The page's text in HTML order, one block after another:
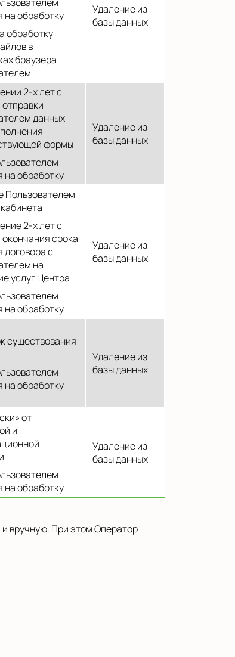
на обработку
обработку
в
браузера
Удаление из
базы данных
2-х лет с
данных
формы
на обработку
Удаление из
базы данных
Пользователем
2-х лет с
срока
договора с
на
услуг Центра
на обработку
Удаление из
базы данных
существования
на обработку
Удаление из
базы данных
от
и
на обработку
Удаление из
базы данных
вручную. При этом Оператор